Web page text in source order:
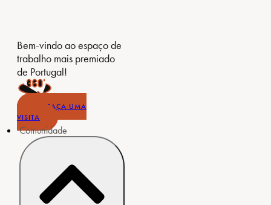
Bem-vindo ao espaço de
trabalho mais premiado
de Portugal!
FAÇA UMA
VISITA
Comunidade